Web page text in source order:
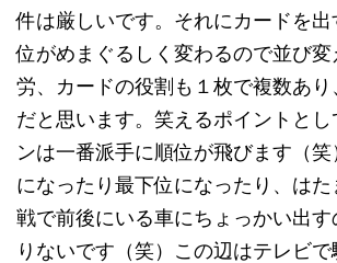
件は厳しいです。それにカードを
位がめまぐるしく変わるので並び
労、カードの役割も１枚で複数あり
だと思います。笑えるポイントと
ンは一番派手に順位が飛びます（
になったり最下位になったり、は
戦で前後にいる車にちょっかい出す
りないです（笑）この辺はテレビ